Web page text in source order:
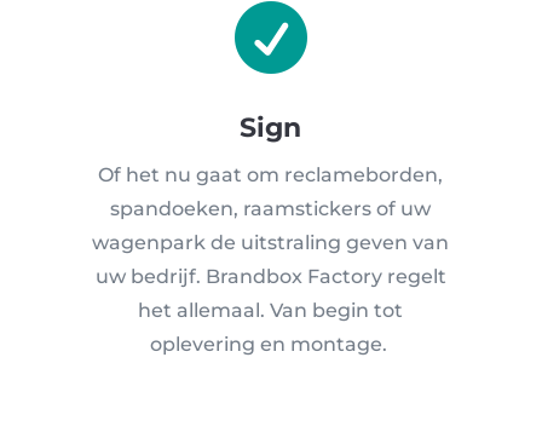

Sign
Of het nu gaat om reclameborden,
spandoeken, raamstickers of uw
wagenpark de uitstraling geven van
uw bedrijf. Brandbox Factory regelt
het allemaal. Van begin tot
oplevering en montage.